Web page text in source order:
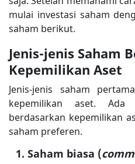
mulai investasi saham
saham berikut.
Jenis-jenis Saham
Kepemilikan Aset
Jenis-jenis saham
kepemilikan aset. Ada
berdasarkan kepemilikan
saham preferen.
Saham biasa (